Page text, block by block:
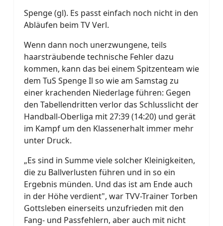
Spenge (gl). Es passt einfach noch nicht in den
Abläufen beim TV Verl.
Wenn dann noch unerzwungene, teils
haarsträubende technische Fehler dazu
kommen, kann das bei einem Spitzenteam wie
dem TuS Spenge Il so wie am Samstag zu
einer krachenden Niederlage führen: Gegen
den Tabellendritten verlor das Schlusslicht der
Handball-Oberliga mit 27:39 (14:20) und gerät
im Kampf um den Klassenerhalt immer mehr
unter Druck.
„Es sind in Summe viele solcher Kleinigkeiten,
die zu Ballverlusten führen und in so ein
Ergebnis münden. Und das ist am Ende auch
in der Höhe verdient", war TVV-Trainer Torben
Gottsleben einerseits unzufrieden mit den
Fang- und Passfehlern, aber auch mit nicht